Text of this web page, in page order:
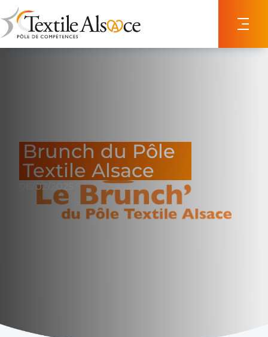
Brunch du Pôle
Textile Alsace
06/02/2025
Panneau de gestion des cookies